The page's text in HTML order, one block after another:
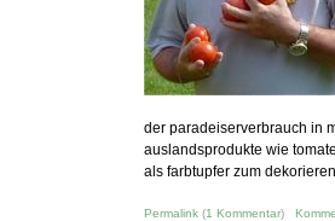
der paradeiserverbrauch in
auslandsprodukte wie
als farbtupfer zum
Permalink (1 Kommentar)